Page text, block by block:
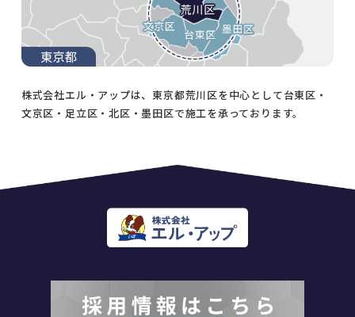
株式会社エル・アップは、東京都荒川区を中心として台東区・
文京区・足立区・北区・墨田区で施工を承っております。